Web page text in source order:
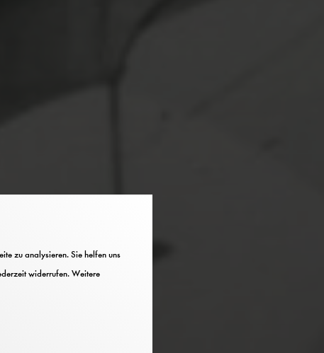
zu analysieren. Sie helfen uns
widerrufen. Weitere